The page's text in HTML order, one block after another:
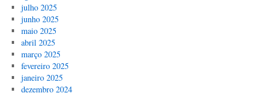
julho 2025
junho 2025
maio 2025
abril 2025
março 2025
fevereiro 2025
janeiro 2025
dezembro 2024